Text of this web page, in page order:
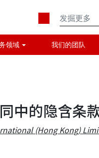
领域 我们的团队
中的隐含条
(Hong Kong)